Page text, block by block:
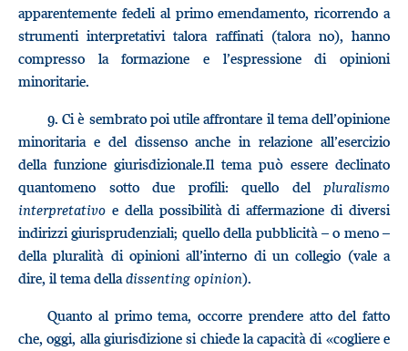
apparentemente fedeli al primo emendamento, ricorrendo a
strumenti interpretativi talora raffinati (talora no), hanno
compresso la formazione e l’espressione di opinioni
minoritarie.
9. Ci è sembrato poi utile affrontare il tema dell’opinione
minoritaria e del dissenso anche in relazione all’esercizio
della funzione giurisdizionale.Il tema può essere declinato
quantomeno sotto due profili: quello del pluralismo
interpretativo e della possibilità di affermazione di diversi
indirizzi giurisprudenziali; quello della pubblicità – o meno –
della pluralità di opinioni all’interno di un collegio (vale a
dire, il tema delladissenting opinion).
Quanto al primo tema, occorre prendere atto del fatto
che, oggi, alla giurisdizione si chiede la capacità di «cogliere e